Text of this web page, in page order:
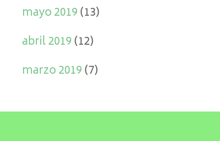
mayo 2019(13)
abril 2019(12)
marzo 2019(7)